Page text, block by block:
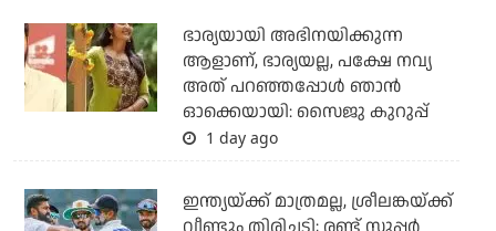
ഭാര്യയായി അഭിനയിക്കുന്ന
ആളാണ്, ഭാര്യയല്ല, പക്ഷേ നവ്യ
അത് പറഞ്ഞപ്പോള്‍ ഞാന്‍
ഓക്കെയായി: സൈജു കുറുപ്പ്
1 day ago
ഇന്ത്യയ്ക്ക് മാത്രമല്ല, ശ്രീലങ്കയ്ക്ക്